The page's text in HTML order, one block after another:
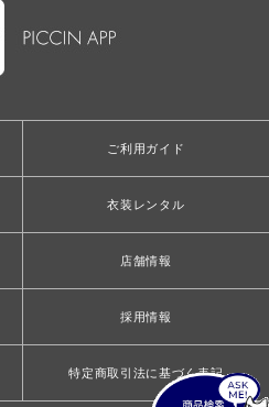
ご利用ガイド
衣装レンタル
店舗情報
採用情報
特定商取引法に基づく表記